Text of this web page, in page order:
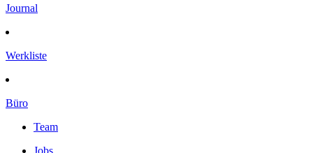
Journal
Werkliste
Büro
Team